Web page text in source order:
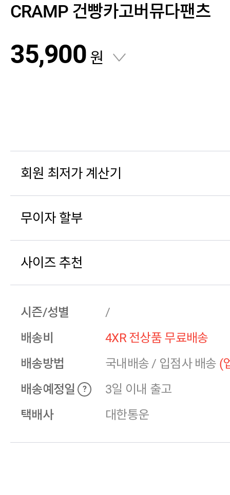
CRAMP 건빵카고버뮤다팬츠
35,900 원
회원 최저가 계산기
무이자 할부
사이즈 추천
시즌/성별
/
배송비
4XR 전상품 무료배송
배송방법
국내배송 / 입점사 배송 (
배송예정일
?
3일 이내 출고
택배사
대한통운